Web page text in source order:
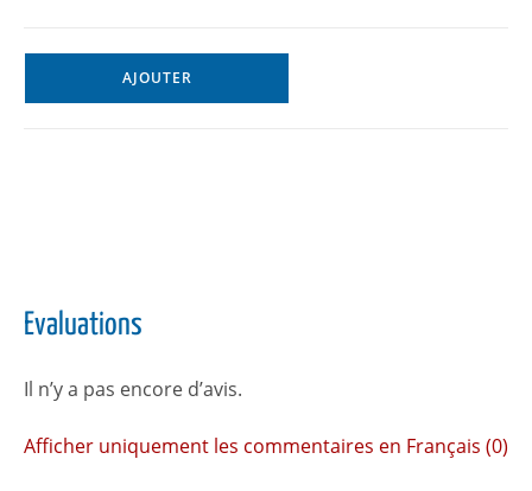
AJOUTER
Evaluations
Il n’y a pas encore d’avis.
Afficher uniquement les commentaires en Français (0)